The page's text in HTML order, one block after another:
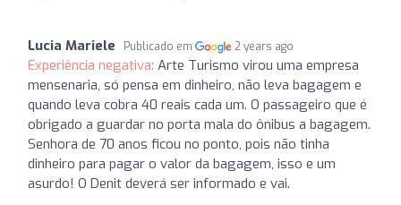
Lucia Mariele Publicado em 2 years ago
Experiência negativa: Arte Turismo virou uma empresa
mensenaria, só pensa em dinheiro, não leva bagagem e
quando leva cobra 40 reais cada um. O passageiro que é
obrigado a guardar no porta mala do ônibus a bagagem.
Senhora de 70 anos ficou no ponto, pois não tinha
dinheiro para pagar o valor da bagagem, isso e um
asurdo! O Denit deverá ser informado e vai.